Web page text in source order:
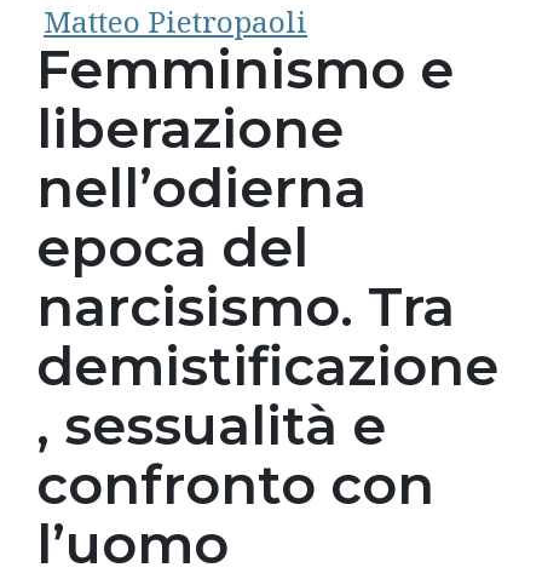
Matteo Pietropaoli
Femminismo e
liberazione
nell’odierna
epoca del
narcisismo. Tra
demistificazione
, sessualità e
confronto con
l’uomo